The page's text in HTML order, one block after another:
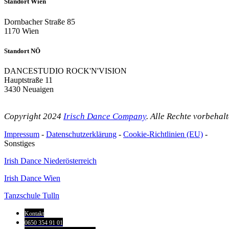
Dornbacher Straße 85
1170 Wien
Standort NÖ
DANCESTUDIO ROCK'N'VISION
Hauptstraße 11
3430 Neuaigen
Copyright 2024 Irisch Dance Company. Alle Rechte
Impressum - Datenschutzerklärung - Cookie-Richtlinien (EU) -
Sonstiges
Irish Dance Niederösterreich
Irish Dance Wien
Tanzschule Tulln
Kontakt
0650 354 91 01